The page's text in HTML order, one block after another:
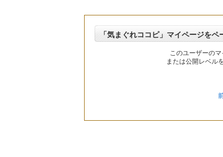
「気まぐれココピ」マイページを
このユーザーの
または公開レベル